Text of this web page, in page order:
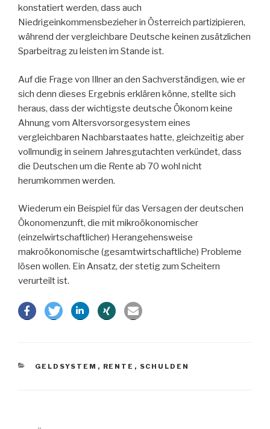
konstatiert werden, dass auch
Niedrigeinkommensbezieher in Österreich partizipieren,
während der vergleichbare Deutsche keinen zusätzlichen
Sparbeitrag zu leisten im Stande ist.
Auf die Frage von Illner an den Sachverständigen, wie er
sich denn dieses Ergebnis erklären könne, stellte sich
heraus, dass der wichtigste deutsche Ökonom keine
Ahnung vom Altersvorsorgesystem eines
vergleichbaren Nachbarstaates hatte, gleichzeitig aber
vollmundig in seinem Jahresgutachten verkündet, dass
die Deutschen um die Rente ab 70 wohl nicht
herumkommen werden.
Wiederum ein Beispiel für das Versagen der deutschen
Ökonomenzunft, die mit mikroökonomischer
(einzelwirtschaftlicher) Herangehensweise
makroökonomische (gesamtwirtschaftliche) Probleme
lösen wollen. Ein Ansatz, der stetig zum Scheitern
verurteilt ist.
KATEGORIEN
GELDSYSTEM , RENTE , SCHULDEN
Beitragsnavigation